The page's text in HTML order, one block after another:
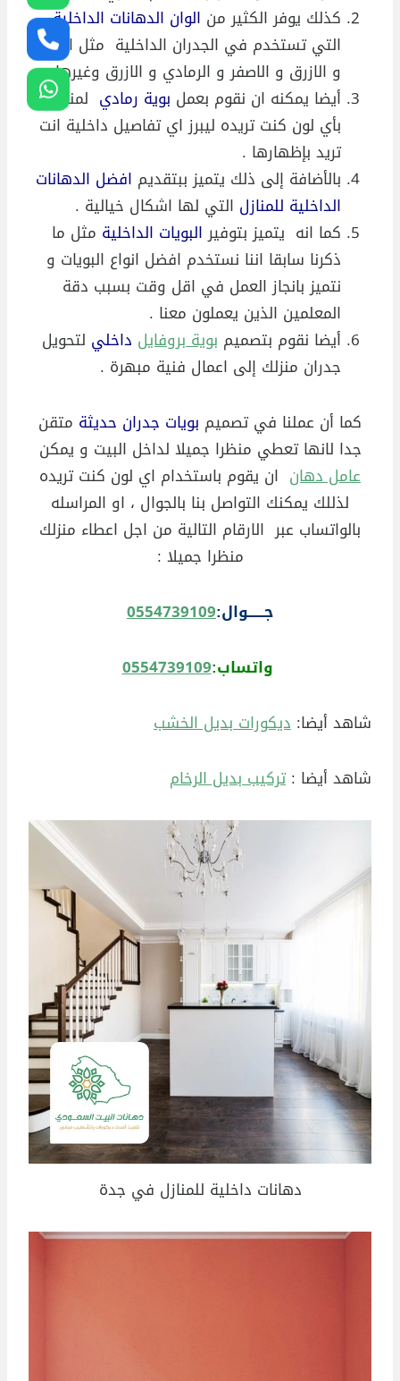
كذلك يوفر الكثير من الوان الدهانات الداخلية
التي تستخدم في الجدران الداخلية مثل الاخضر
و الازرق و الاصفر و الرمادي و الازرق وغيرها .
أيضا يمكنه ان نقوم بعمل بوية رمادي لمنزلك أو
بأي لون كنت تريده ليبرز اي تفاصيل داخلية انت
تريد بإظهارها .
بالأضافة إلى ذلك يتميز ببتقديم افضل الدهانات
الداخلية للمنازل التي لها اشكال خيالية .
كما انه يتميز بتوفير البويات الداخلية مثل ما
ذكرنا سابقا اننا نستخدم افضل انواع البويات و
نتميز بانجاز العمل في اقل وقت بسبب دقة
المعلمين الذين يعملون معنا .
أيضا نقوم بتصميم بوية بروفايل داخلي لتحويل
جدران منزلك إلى اعمال فنية مبهرة .
كما أن عملنا في تصميم بويات جدران حديثة متقن
جدا لانها تعطي منظرا جميلا لداخل البيت و يمكن
عامل دهان ان يقوم باستخدام اي لون كنت تريده
لذللك يمكنك التواصل بنا بالجوال ، او المراسله
بالواتساب عبر الارقام التالية من اجل اعطاء منزلك
منظرا جميلا :
جــــــوال:0554739109
واتساب:0554739109
شاهد أيضا: ديكورات بديل الخشب
شاهد أيضا : تركيب بديل الرخام
دهانات داخلية للمنازل في جدة